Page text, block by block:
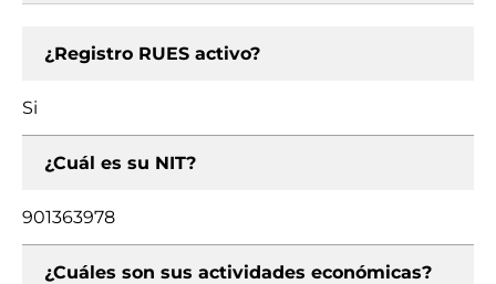
¿Registro RUES activo?
Si
¿Cuál es su NIT?
901363978
¿Cuáles son sus actividades económicas?